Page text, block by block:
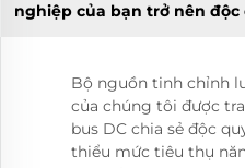
nghiệp của bạn trở nên độc
Bộ nguồn tinh chỉnh
của chúng tôi được
bus DC chia sẻ độc
thiểu mức tiêu thụ